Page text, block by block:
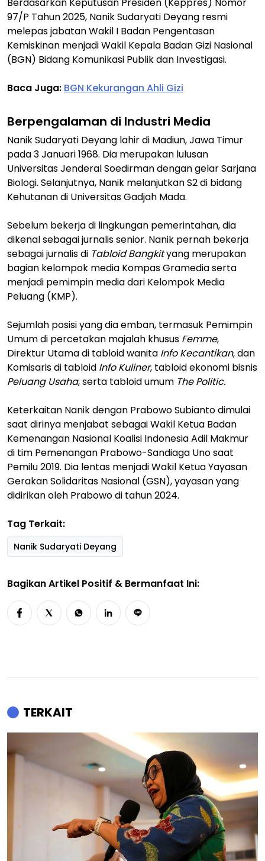
97/P Tahun 2025, Nanik Sudaryati Deyang resmi
melepas jabatan Wakil I Badan Pengentasan
Kemiskinan menjadi Wakil Kepala Badan Gizi Nasional
(BGN) Bidang Komunikasi Publik dan Investigasi.
Baca Juga: BGN Kekurangan Ahli Gizi
Berpengalaman di Industri Media
Nanik Sudaryati Deyang lahir di Madiun, Jawa Timur
pada 3 Januari 1968. Dia merupakan lulusan
Universitas Jenderal Soedirman dengan gelar Sarjana
Biologi. Selanjutnya, Nanik melanjutkan S2 di bidang
Kehutanan di Universitas Gadjah Mada.
Sebelum bekerja di lingkungan pemerintahan, dia
dikenal sebagai jurnalis senior. Nanik pernah bekerja
sebagai jurnalis di Tabloid Bangkityang merupakan
bagian kelompok media Kompas Gramedia serta
menjadi pemimpin media dari Kelompok Media
Peluang (KMP).
Sejumlah posisi yang dia emban, termasuk Pemimpin
Umum di percetakan majalah khusus Femme,
Direktur Utama di tabloid wanita Info Kecantikan, dan
Komisaris di tabloid Info Kuliner, tabloid ekonomi bisnis
Peluang Usaha, serta tabloid umum The Politic.
Keterkaitan Nanik dengan Prabowo Subianto dimulai
saat dirinya menjabat sebagai Wakil Ketua Badan
Kemenangan Nasional Koalisi Indonesia Adil Makmur
di tim Pemenangan Prabowo-Sandiaga Uno saat
Pemilu 2019. Dia lentas menjadi Wakil Ketua Yayasan
Gerakan Solidaritas Nasional (GSN), yayasan yang
didirikan oleh Prabowo di tahun 2024.
Tag Terkait:
Nanik Sudaryati Deyang
Bagikan Artikel Positif & Bermanfaat Ini:
TERKAIT